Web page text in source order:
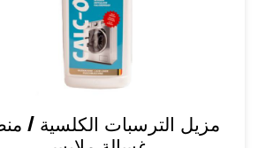
مزيل الترسبات الكلسية /